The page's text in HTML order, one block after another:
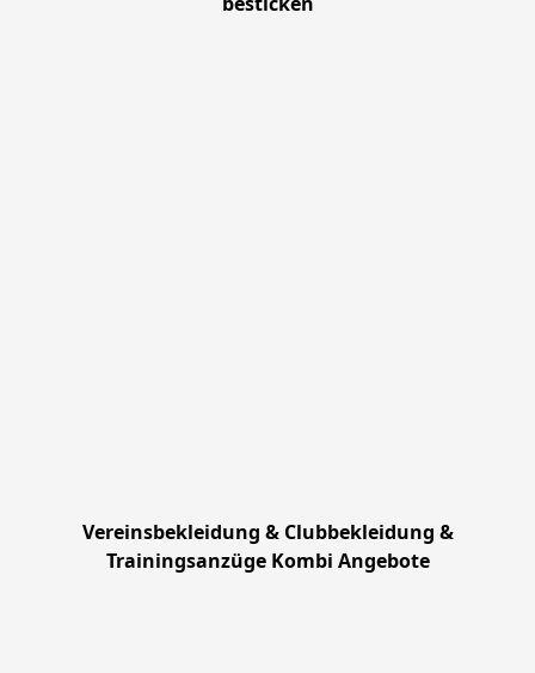
Vereinsbekleidung & Clubbekleidung &
Trainingsanzüge Kombi Angebote